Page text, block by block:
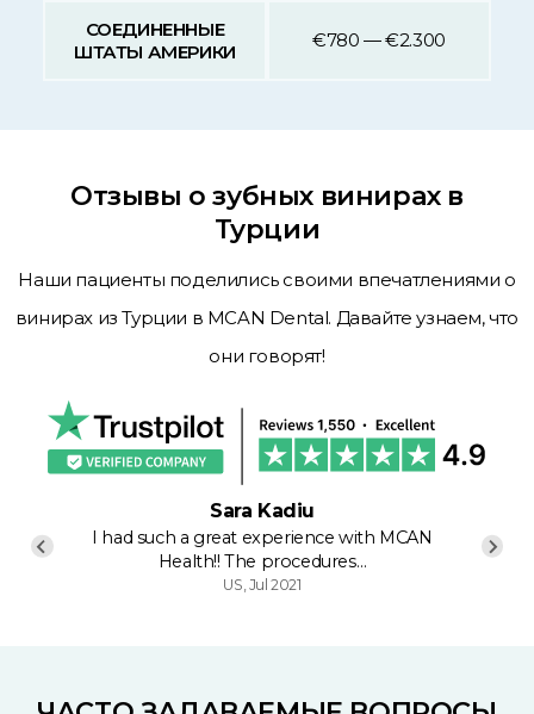
СОЕДИНЕННЫЕ
ШТАТЫ АМЕРИКИ
€780 — €2.300
Отзывы о зубных винирах в
Турции
Наши пациенты поделились своими впечатлениями о
винирах из Турции в MCAN Dental. Давайте узнаем, что
они говорят!
Sara Kadiu
I had such a great experience with MCAN
Health!! The procedures…
US, Jul 2021